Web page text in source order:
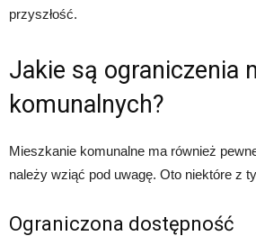
przyszłość.
Jakie są ograniczenia
komunalnych?
Mieszkanie komunalne ma również
należy wziąć pod uwagę. Oto niektóre z
Ograniczona dostępność